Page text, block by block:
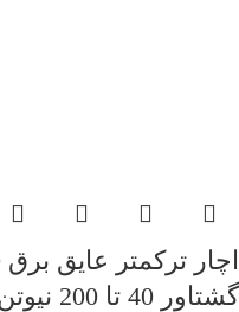
گشتاور 40 تا 200 نیوتن